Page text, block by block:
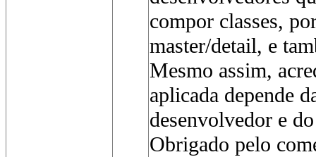
compor classes,
master/detail, e
Mesmo assim,
aplicada depende
desenvolvedor e
Obrigado pelo